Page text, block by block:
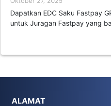
Dapatkan EDC Saku Fastpay
untuk Juragan Fastpay yang
ALAMAT